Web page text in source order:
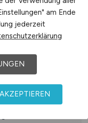
Hannover und
zum
am Ende
jederzeit